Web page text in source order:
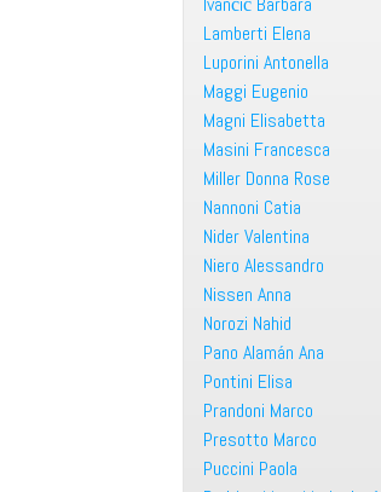
Lamberti Elena
Luporini Antonella
Maggi Eugenio
Magni Elisabetta
Masini Francesca
Miller Donna Rose
Nannoni Catia
Nider Valentina
Niero Alessandro
Nissen Anna
Norozi Nahid
Pano Alamán Ana
Pontini Elisa
Prandoni Marco
Presotto Marco
Puccini Paola